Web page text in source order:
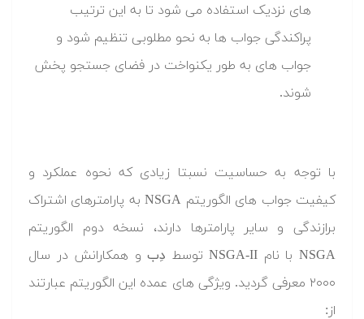
های نزدیک استفاده می شود تا به این ترتیب
پراکندگی جواب ها به نحو مطلوبی تنظیم شود و
جواب های به طور یکنواخت در فضای جستجو پخش
شوند.
با توجه به حساسیت نسبتا زیادی که نحوه عملکرد و
کیفیت جواب های الگوریتم NSGA به پارامترهای اشتراک
برازندگی و سایر پارامترها دارند، نسخه دوم الگوریتم
NSGA با نام NSGA-II توسط
دِبو همکارانش در سال
۲۰۰۰ معرفی گردید. ویژگی های عمده این الگوریتم عبارتند
از: